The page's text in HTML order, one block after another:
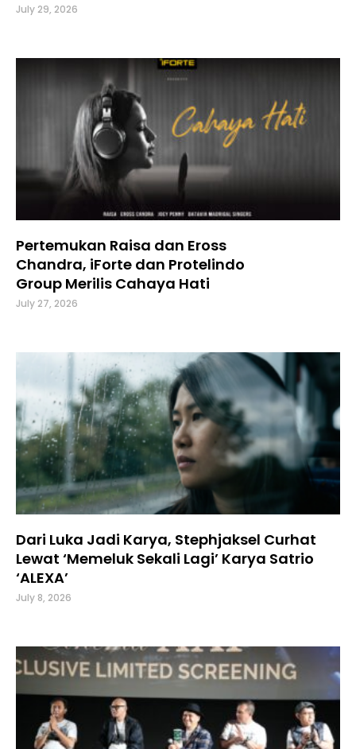
July 29, 2026
Pertemukan Raisa dan Eross
Chandra, iForte dan Protelindo
Group Merilis Cahaya Hati
July 27, 2026
Dari Luka Jadi Karya, Stephjaksel Curhat
Lewat ‘Memeluk Sekali Lagi’ Karya Satrio
‘ALEXA’
July 8, 2026